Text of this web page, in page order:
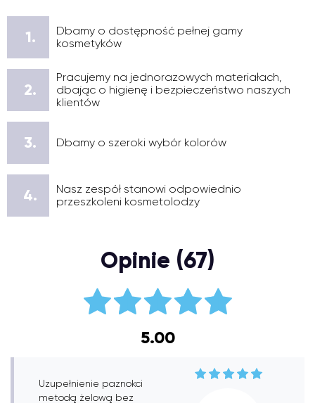
1.
Dbamy o dostępność pełnej gamy
kosmetyków
2.
Pracujemy na jednorazowych materiałach,
dbając o higienę i bezpieczeństwo naszych
klientów
3. Dbamy o szeroki wybór kolorów
4.
Nasz zespół stanowi odpowiednio
przeszkoleni kosmetolodzy
Opinie (67)
5.00
Uzupełnienie paznokci
metodą żelową bez